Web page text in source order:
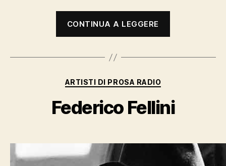
CONTINUA A LEGGERE
Categorie
ARTISTI DI PROSA RADIO
Federico Fellini